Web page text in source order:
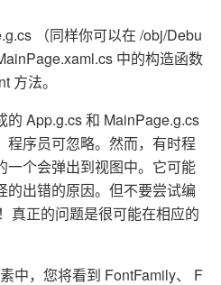
（同样你可以在 /obj/Debu
中的构造函数
方法。
App.g.cs 和 MainPage.g.cs
程序员可忽略。然而，有时程
一个会弹出到视图中。它可能
的出错的原因。但不要尝试编
真正的问题是很可能在相应的
中，您将看到 FontFamily、 F